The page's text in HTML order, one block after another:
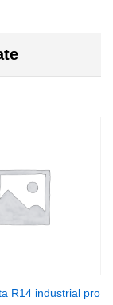
R14 industrial pro